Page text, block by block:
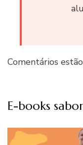
Comentários
E-books